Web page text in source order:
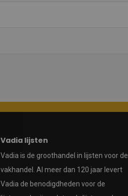
Vadia lijsten
Vadia is de groothandel in lijsten voor de
vakhandel. Al meer dan 120 jaar levert
Vadia de benodigdheden voor de